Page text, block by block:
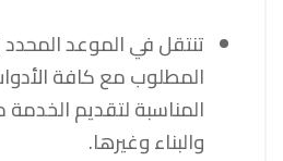
تنتقل في الموعد
المطلوب مع كافة
المناسبة لتقديم
والبناء وغيرها.